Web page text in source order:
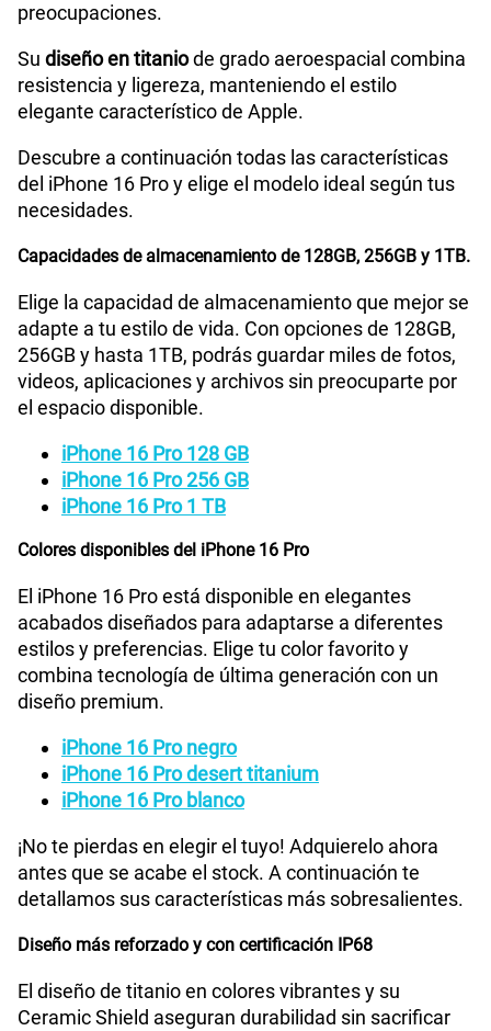
preocupaciones.
Su diseño en titaniode grado aeroespacial combina
resistencia y ligereza, manteniendo el estilo
elegante característico de Apple.
Descubre a continuación todas las características
del iPhone 16 Pro y elige el modelo ideal según tus
necesidades.
Capacidades de almacenamiento de 128GB, 256GB y 1TB.
Elige la capacidad de almacenamiento que mejor se
adapte a tu estilo de vida. Con opciones de 128GB,
256GB y hasta 1TB, podrás guardar miles de fotos,
videos, aplicaciones y archivos sin preocuparte por
el espacio disponible.
iPhone 16 Pro 128 GB
iPhone 16 Pro 256 GB
iPhone 16 Pro 1 TB
Colores disponibles del iPhone 16 Pro
El iPhone 16 Pro está disponible en elegantes
acabados diseñados para adaptarse a diferentes
estilos y preferencias. Elige tu color favorito y
combina tecnología de última generación con un
diseño premium.
iPhone 16 Pro negro
iPhone 16 Pro desert titanium
iPhone 16 Pro blanco
¡No te pierdas en elegir el tuyo! Adquierelo ahora
antes que se acabe el stock. A continuación te
detallamos sus características más sobresalientes.
Diseño más reforzado y con certificación IP68
El diseño de titanio en colores vibrantes y su
Ceramic Shield aseguran durabilidad sin sacrificar